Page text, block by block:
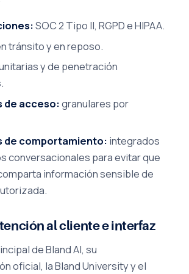
SOC 2 Tipo II, RGPD e HIPAA.
tránsito y en reposo.
y de penetración
de acceso:granulares por
de comportamiento: integrados
conversacionales para evitar que
información sensible de
al cliente e interfaz
de Bland AI, su
oficial, la Bland University y el